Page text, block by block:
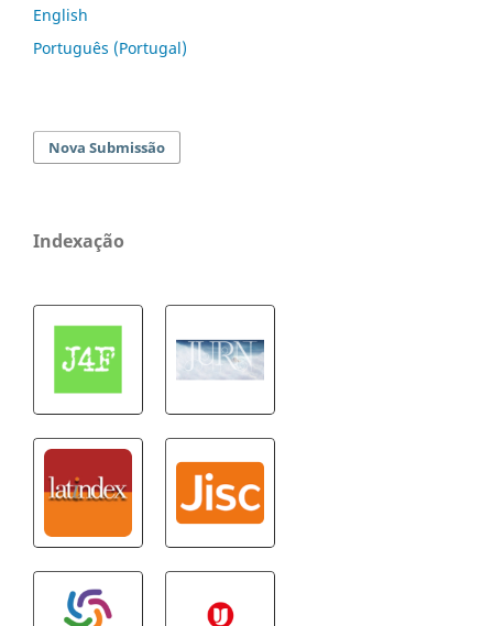
English
Português (Portugal)
Nova Submissão
Indexação